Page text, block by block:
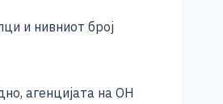
и нивниот број
агенцијата на ОН